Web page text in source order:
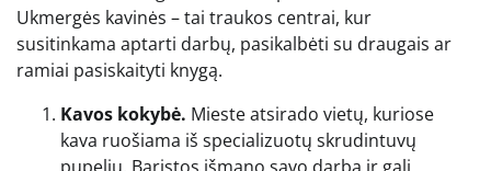
Ukmergės kavinės – tai traukos centrai, kur
susitinkama aptarti darbų, pasikalbėti su draugais ar
ramiai pasiskaityti knygą.
Kavos kokybė. Mieste atsirado vietų, kuriose
kava ruošiama iš specializuotų skrudintuvų